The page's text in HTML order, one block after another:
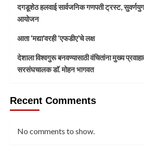
दगडूशेठ हलवाई सार्वजनिक गणपती ट्रस्ट,
आयोजन
आता ‘मद्या’वरही ‘एफडीए’चे लक्ष
देशाला विश्वगुरू बनवण्यासाठी वंचितांना मुख्य
सरसंघचालक डाॅ. मोहन भागवत
Recent Comments
No comments to show.